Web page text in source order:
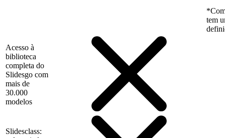
tem
Acesso à
biblioteca
completa do
Slidesgo com
mais de
30.000
modelos
Slidesclass: